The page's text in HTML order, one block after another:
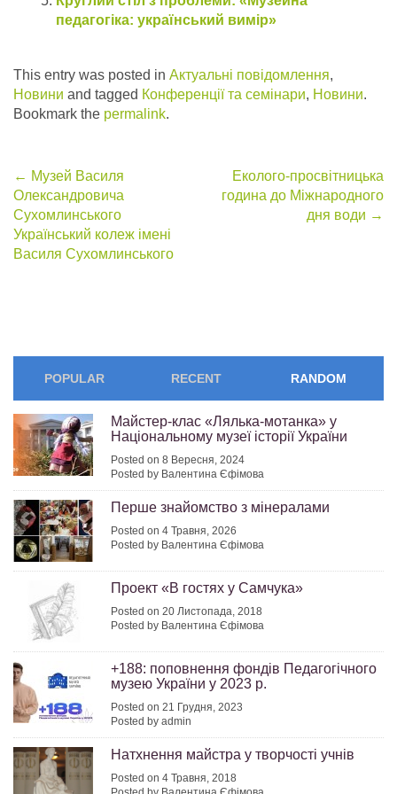
педагогіка: український вимір»
This entry was posted in Актуальні повідомлення,
Новини and tagged Конференції та семінари, Новини.
Bookmark the permalink.
Post
navigation
← Музей Василя
Олександровича
Сухомлинського
Український колеж імені
Василя Сухомлинського
Еколого-просвітницька
година до Міжнародного
дня води →
POPULAR RECENT RANDOM
Майстер-клас «Лялька-мотанка» у
Національному музеї історії України
Posted on 8 Вересня, 2024
Posted by Валентина Єфімова
Перше знайомство з мінералами
Posted on 4 Травня, 2026
Posted by Валентина Єфімова
Проект «В гостях у Самчука»
Posted on 20 Листопада, 2018
Posted by Валентина Єфімова
+188: поповнення фондів Педагогічного
музею України у 2023 р.
Posted on 21 Грудня, 2023
Posted by admin
Натхнення майстра у творчості учнів
Posted on 4 Травня, 2018